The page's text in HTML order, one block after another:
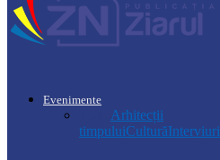
Evenimente
Arhitecții
timpuluiCulturăInterviuri